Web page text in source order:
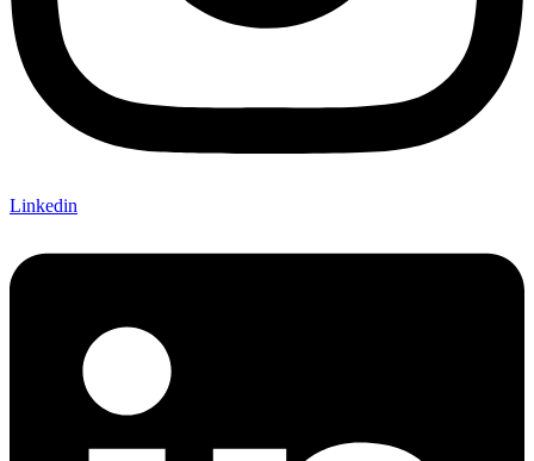
Linkedin